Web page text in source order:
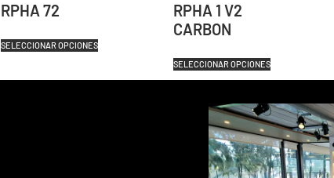
RPHA 72
SELECCIONAR OPCIONES
RPHA 1 V2
CARBON
SELECCIONAR OPCIONES